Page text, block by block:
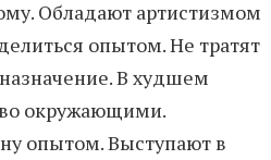
Обладают артистизмом
опытом. Не тратят
В худшем
окружающими.
опытом. Выступают в